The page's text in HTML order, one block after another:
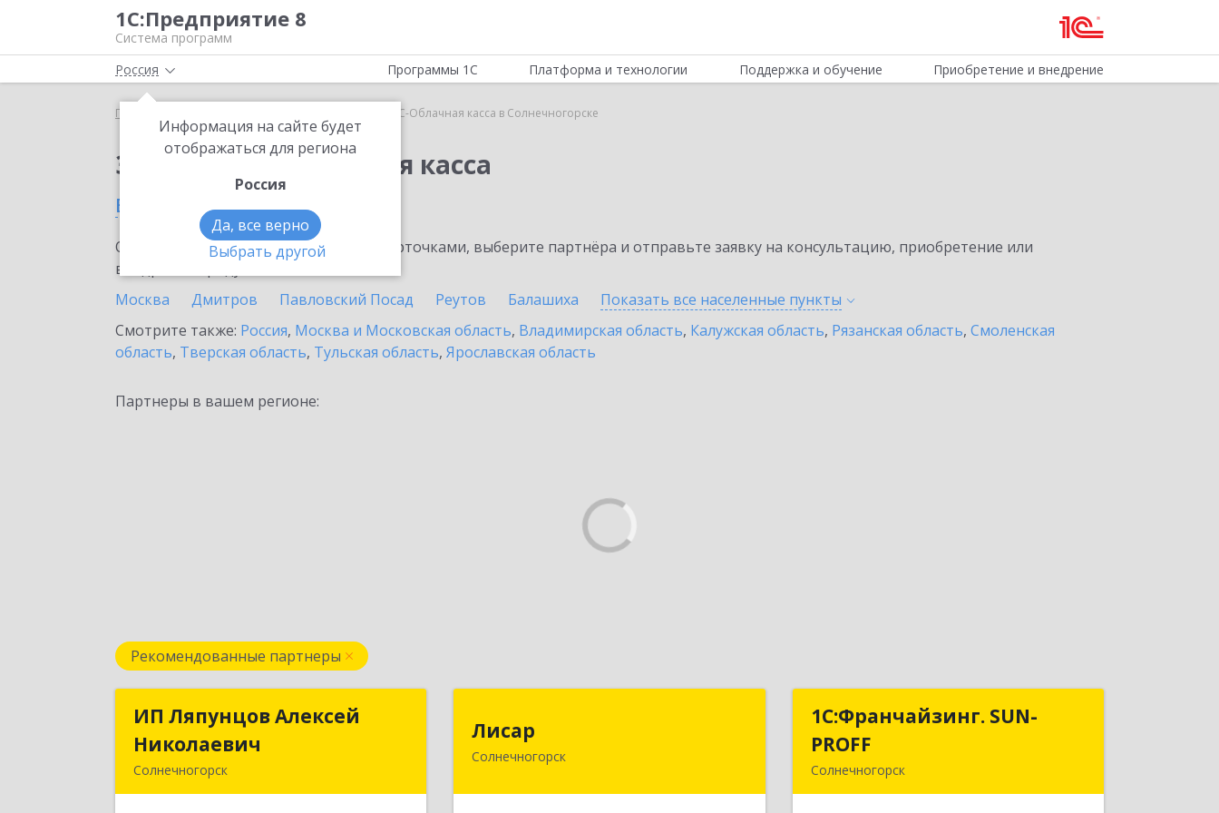
1С:Предприятие 8
Система программ
Россия
Информация на сайте будет
отображаться для региона
Россия
Да, все верно
Выбрать другой
Программы 1С Платформа и технологии Поддержка и обучение Приобретение и внедрение
Главная 1С-Облачная касса в Солнечногорске
Заказать 1С-Облачная касса
в Солнечногорске
Ознакомьтесь с информационными карточками, выберите партнёра и отправьте заявку на консультацию, приобретение или
внедрение продукта.
Москва
Дмитров Павловский Посад Реутов Балашиха Показать все населенные пункты
Смотрите также: Россия, Москва и Московская область, Владимирская область, Калужская область, Рязанская область, Смоленская
область, Тверская область, Тульская область, Ярославская область
Партнеры в вашем регионе:
Рекомендованные партнеры
ИП Ляпунцов Алексей
Николаевич
Солнечногорск
ИП Ляпунцов Алексей
Лисар
Солнечногорск
1С:Франчайзинг. SUN-
PROFF
Солнечногорск
1С:Франчайзинг. SUN-